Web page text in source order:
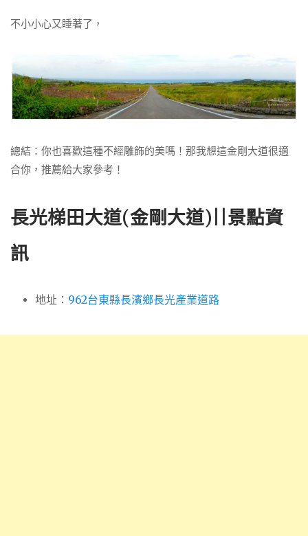
不小小心又睡著了，
總結：你也喜歡這種不經雕飾的美嗎！那我想這金剛大道很適
合你，推薦給大家參考！
長光梯田大道(金剛大道)||景點資
訊
地址： 962台東縣長濱鄉長光產業道路